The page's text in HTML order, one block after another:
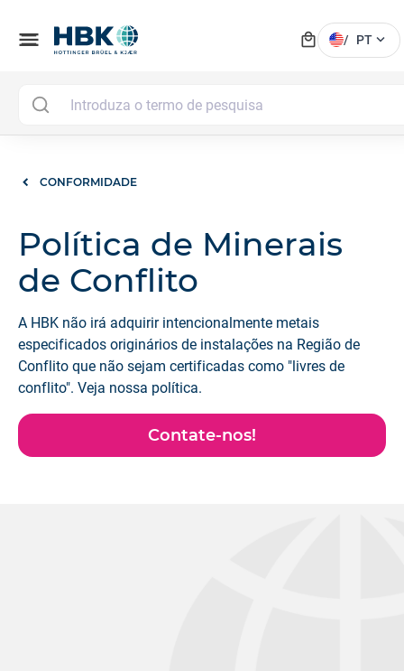
menu local_mall / PT expand_more
CONFORMIDADE
Política de Minerais
de Conflito
A HBK não irá adquirir intencionalmente metais
especificados originários de instalações na Região de
Conflito que não sejam certificadas como "livres de
conflito". Veja nossa política.
Contate-nos!